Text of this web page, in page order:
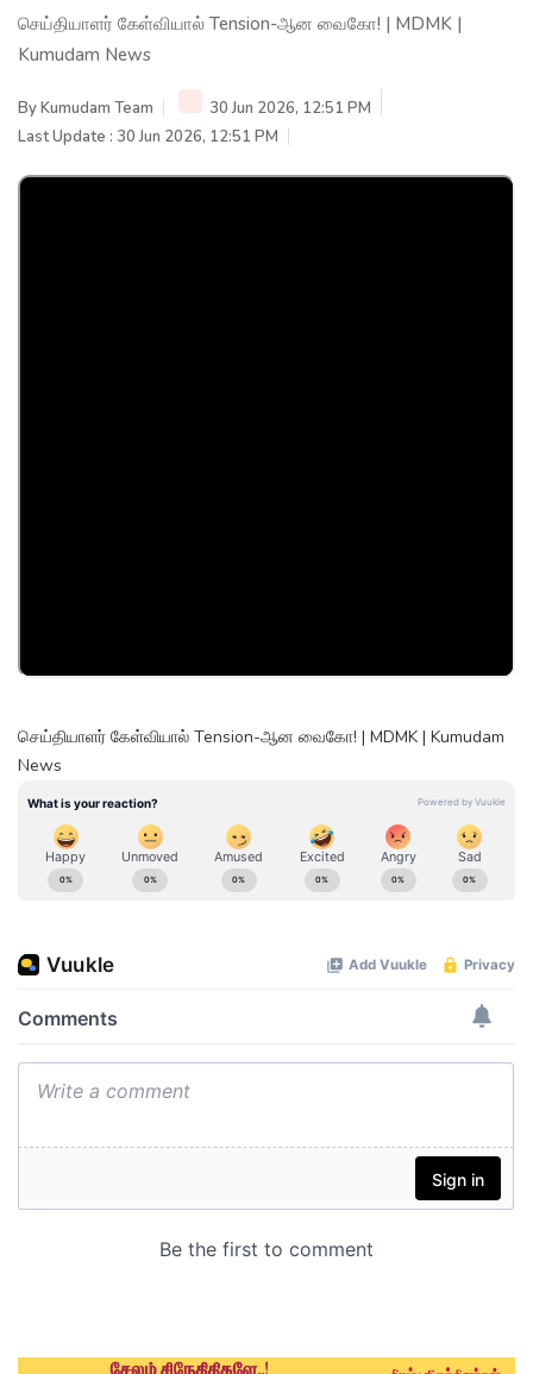
செய்தியாளர் கேள்வியால் Tension-ஆன வைகோ! | MDMK |
Kumudam News
ByKumudam Team
30 Jun 2026, 12:51 PM
Last Update : 30 Jun 2026, 12:51 PM
செய்தியாளர் கேள்வியால் Tension-ஆன வைகோ! | MDMK | Kumudam
News